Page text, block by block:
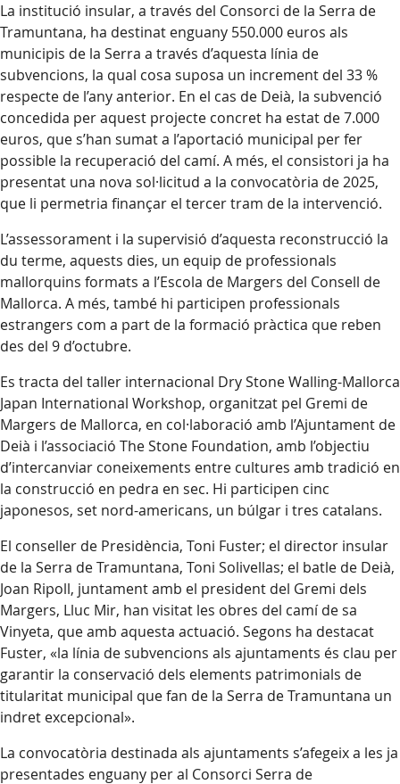
La institució insular, a través del Consorci de la Serra de
Tramuntana, ha destinat enguany 550.000 euros als
municipis de la Serra a través d’aquesta línia de
subvencions, la qual cosa suposa un increment del 33 %
respecte de l’any anterior. En el cas de Deià, la subvenció
concedida per aquest projecte concret ha estat de 7.000
euros, que s’han sumat a l’aportació municipal per fer
possible la recuperació del camí. A més, el consistori ja ha
presentat una nova sol·licitud a la convocatòria de 2025,
que li permetria finançar el tercer tram de la intervenció.
L’assessorament i la supervisió d’aquesta reconstrucció la
du terme, aquests dies, un equip de professionals
mallorquins formats a l’Escola de Margers del Consell de
Mallorca. A més, també hi participen professionals
estrangers com a part de la formació pràctica que reben
des del 9 d’octubre.
Es tracta del taller internacional Dry Stone Walling-Mallorca
Japan International Workshop, organitzat pel Gremi de
Margers de Mallorca, en col·laboració amb l’Ajuntament de
Deià i l’associació The Stone Foundation, amb l’objectiu
d’intercanviar coneixements entre cultures amb tradició en
la construcció en pedra en sec. Hi participen cinc
japonesos, set nord-americans, un búlgar i tres catalans.
El conseller de Presidència, Toni Fuster; el director insular
de la Serra de Tramuntana, Toni Solivellas; el batle de Deià,
Joan Ripoll, juntament amb el president del Gremi dels
Margers, Lluc Mir, han visitat les obres del camí de sa
Vinyeta, que amb aquesta actuació. Segons ha destacat
Fuster, «la línia de subvencions als ajuntaments és clau per
garantir la conservació dels elements patrimonials de
titularitat municipal que fan de la Serra de Tramuntana un
indret excepcional».
La convocatòria destinada als ajuntaments s’afegeix a les ja
presentades enguany per al Consorci Serra de